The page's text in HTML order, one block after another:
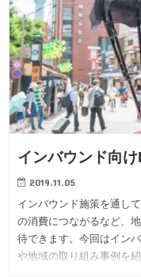
インバウンド向
2019.11.05
インバウンド施策を通し
の消費につながるなど、
待できます。今回はイン
や地域の取り組み事例を紹